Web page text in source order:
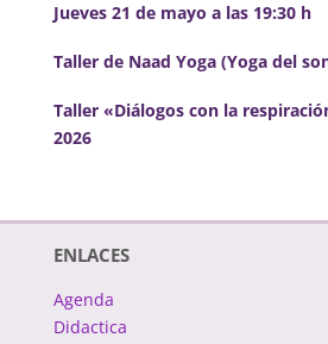
Jueves 21 de mayo a las 19:30 h
Taller de Naad Yoga (Yoga del
Taller «Diálogos con la
2026
ENLACES
Agenda
Didactica